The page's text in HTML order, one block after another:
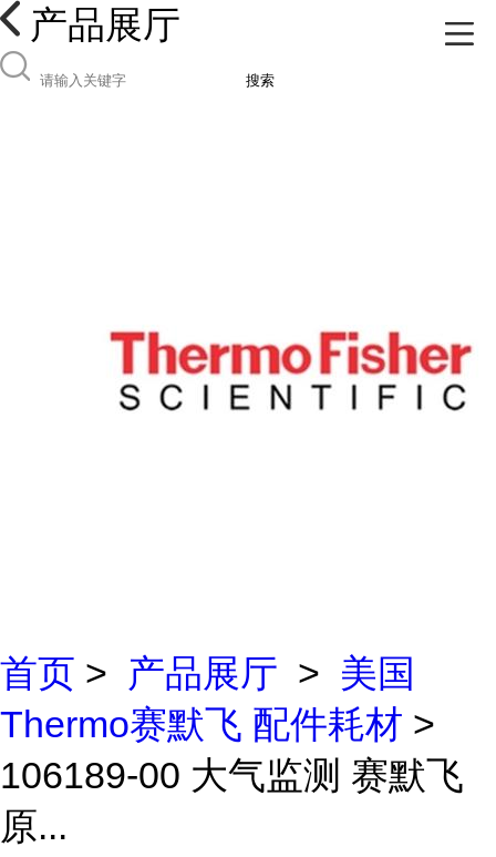
产品展厅
搜索
首页 > 产品展厅 > 美国
Thermo赛默飞 配件耗材 >
106189-00 大气监测 赛默飞
原...